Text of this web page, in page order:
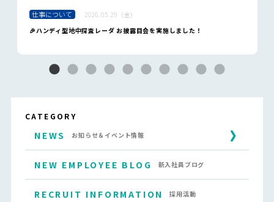
CATEGORY
NEWS お知らせ＆イベント情報
NEW EMPLOYEE BLOG 新入社員ブログ
RECRUIT INFORMATION 採用活動
仕事について
2026.05.29（金）
🎉ハンディ型地中探査レーダ お披露目会を実施しました！